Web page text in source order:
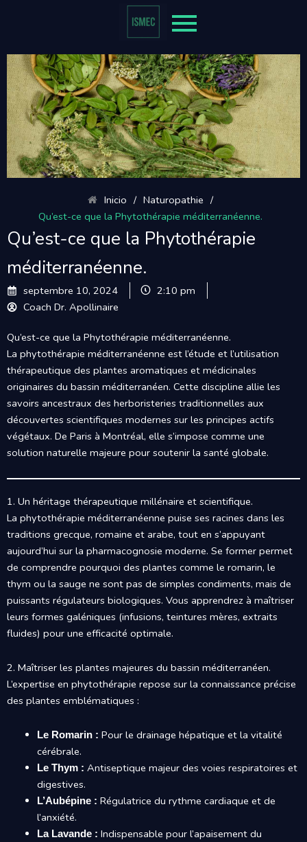
Inicio / Naturopathie /
Qu’est-ce que la Phytothérapie méditerranéenne.
Qu’est-ce que la Phytothérapie
méditerranéenne.
septembre 10, 2024
2:10 pm
Coach Dr. Apollinaire
Qu’est-ce que la Phytothérapie méditerranéenne.
La phytothérapie méditerranéenne est l’étude et l’utilisation
thérapeutique des plantes aromatiques et médicinales
originaires du bassin méditerranéen. Cette discipline allie les
savoirs ancestraux des herboristeries traditionnelles aux
découvertes scientifiques modernes sur les principes actifs
végétaux. De Paris à Montréal, elle s’impose comme une
solution naturelle majeure pour soutenir la santé globale.
1. Un héritage thérapeutique millénaire et scientifique.
La phytothérapie méditerranéenne puise ses racines dans les
traditions grecque, romaine et arabe, tout en s’appuyant
aujourd’hui sur la pharmacognosie moderne. Se former permet
de comprendre pourquoi des plantes comme le romarin, le
thym ou la sauge ne sont pas de simples condiments, mais de
puissants régulateurs biologiques. Vous apprendrez à maîtriser
leurs formes galéniques (infusions, teintures mères, extraits
fluides) pour une efficacité optimale.
2. Maîtriser les plantes majeures du bassin méditerranéen.
L’expertise en phytothérapie repose sur la connaissance précise
des plantes emblématiques :
Le Romarin : Pour le drainage hépatique et la vitalité
cérébrale.
Le Thym : Antiseptique majeur des voies respiratoires et
digestives.
L’Aubépine : Régulatrice du rythme cardiaque et de
l’anxiété.
La Lavande : Indispensable pour l’apaisement du